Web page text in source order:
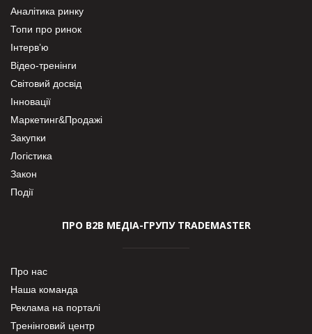
Аналітика ринку
Топи про ринок
Інтерв’ю
Відео-тренінги
Світовий досвід
Інновації
Маркетинг&Продажі
Закупки
Логістика
Закон
Події
ПРО В2В МЕДІА-ГРУПУ TRADEMASTER
Про нас
Наша команда
Реклама на порталі
Тренінговий центр